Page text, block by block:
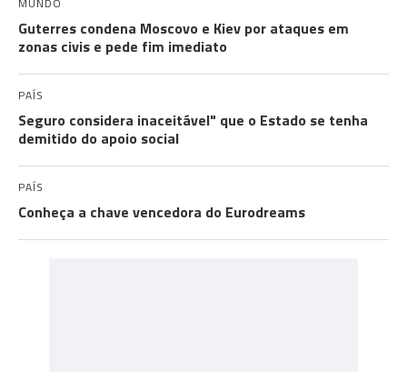
Guterres condena Moscovo e Kiev por ataques em
zonas civis e pede fim imediato
PAÍS
Seguro considera inaceitável" que o Estado se tenha
demitido do apoio social
PAÍS
Conheça a chave vencedora do Eurodreams